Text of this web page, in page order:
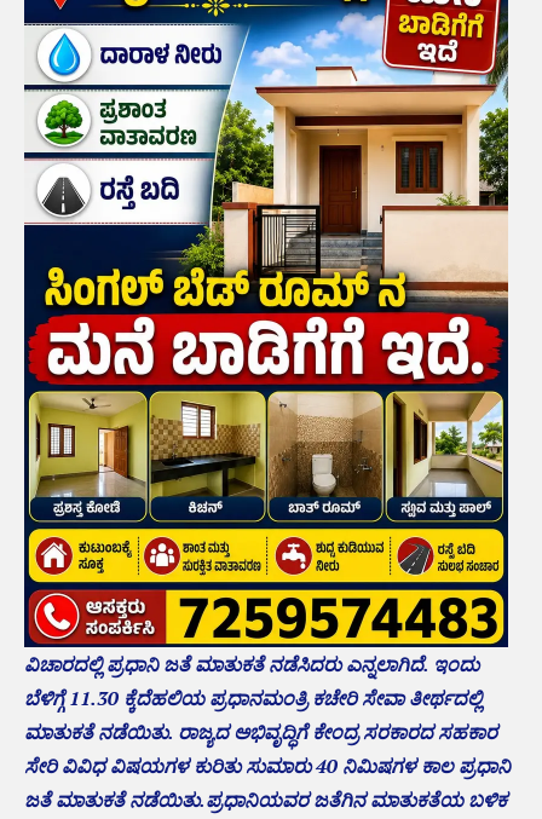
ವಿಚಾರದಲ್ಲಿ ಪ್ರಧಾನಿ ಜತೆ ಮಾತುಕತೆ ನಡೆಸಿದರು ಎನ್ನಲಾಗಿದೆ. ಇಂದು
ಬೆಳಿಗ್ಗೆ 11.30 ಕ್ಕೆದೆಹಲಿಯ ಪ್ರಧಾನಮಂತ್ರಿ ಕಚೇರಿ ಸೇವಾ ತೀರ್ಥದಲ್ಲಿ
ಮಾತುಕತೆ ನಡೆಯಿತು. ರಾಜ್ಯದ ಅಭಿವೃದ್ಧಿಗೆ ಕೇಂದ್ರ ಸರಕಾರದ ಸಹಕಾರ
ಸೇರಿ ವಿವಿಧ ವಿಷಯಗಳ ಕುರಿತು ಸುಮಾರು 40 ನಿಮಿಷಗಳ ಕಾಲ ಪ್ರಧಾನಿ
ಜತೆ ಮಾತುಕತೆ ನಡೆಯಿತು.ಪ್ರಧಾನಿಯವರ ಜತೆಗಿನ ಮಾತುಕತೆಯ ಬಳಿಕ